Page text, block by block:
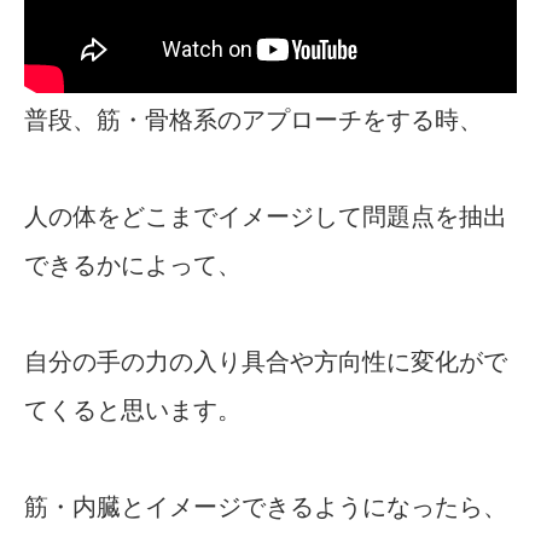
普段、筋・骨格系のアプローチをする時、
人の体をどこまでイメージして問題点を抽出
できるかによって、
自分の手の力の入り具合や方向性に変化がで
てくると思います。
筋・内臓とイメージできるようになったら、